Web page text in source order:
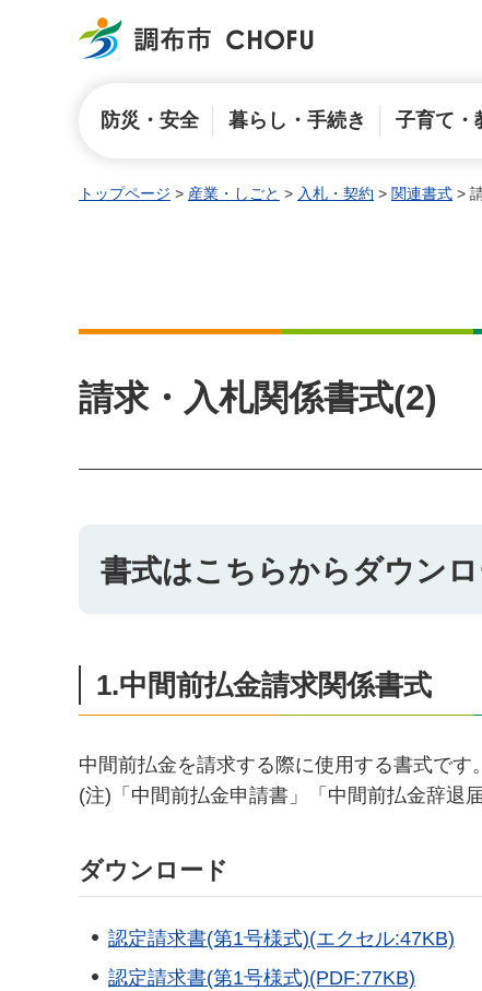
調布市
防災・安全 暮らし・手続き 子育て・
トップページ > 産業・しごと > 入札・契約 > 関連書式 >
請求・入札関係書式(2)
書式はこちらからダウン
1.中間前払金請求関係書式
中間前払金を請求する際に使用する書式です
(注)「中間前払金申請書」「中間前払金辞退
ダウンロード
認定請求書(第1号様式)(エクセル:47KB)
認定請求書(第1号様式)(PDF:77KB)